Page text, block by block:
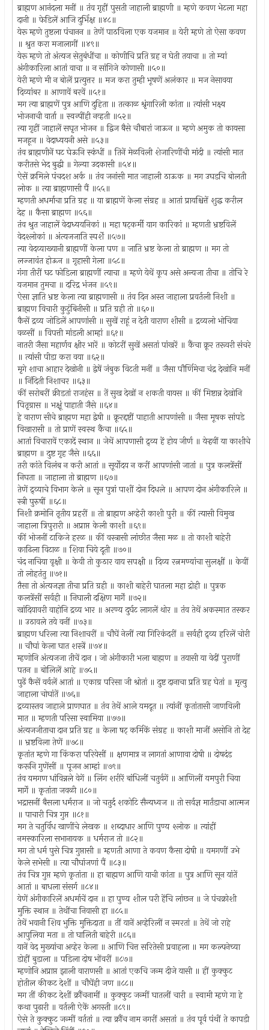
ब्राह्मण आनंदला मनीं ॥ तंव गृहीं पुसती जाहाली ब्राह्मणी ॥ म्हणे कवण भेटला महा
दानी ॥ फेडिलें आजि दुर्भिक्ष ॥४८॥
येरू म्हणे तुष्टला पंचानन ॥ तेणें पाठविला एक यजमान ॥ येरी म्हणे तो ऐसा कवण
॥ श्रुत करा मजालागीं ॥४९॥
येरू म्हणे तो अंत्यज सेतुबंधींचा ॥ कोणीचि प्रति ग्रह न घेती तयाचा ॥ तो म्यां
अंगीकारिला आतां वाचा ॥ न सांगिजे कोणासी ॥५०॥
येरी म्हणे मी न बोलें प्रत्युत्तर ॥ मज करा तुम्ही भूषणें अलंकार ॥ मज नेसावया
दिव्यांबर ॥ आणावें बरवें ॥५१॥
मग त्या ब्राह्मणें पुत्र आणि दुहिता ॥ तत्काळ श्रृंगारिली कांता ॥ त्यांसी भक्ष्य
भोजनाची वार्ता ॥ स्वन्पींही नव्हती ॥५२॥
त्या गृहीं जाहालें सघृत भोजन ॥ द्विज बैसे चौबारां जाऊन ॥ म्हणे अमुक तो कायसा
मजहून ॥ वेदाध्ययनी असे ॥५३॥
तंव ब्राह्मणीनें घट घेऊनि स्कंधीं ॥ तिनें मेळविली शेजारिणींची मांदी ॥ त्यांसी मात
करीतसे भेद बुद्धी ॥ गेल्या उदकासी ॥५४॥
ऐसें क्रमिले पंचदश अर्क ॥ तंव जनांसी मात जाहाली ठाऊक ॥ मग उघडचि बोलती
लोक ॥ त्या ब्राह्मणासी पैं ॥५५॥
म्हणती अधर्माचा प्रति ग्रह ॥ या ब्राह्मणें केला संग्रह ॥ आतां प्रायश्चित्तें शुद्ध करील
देह ॥ कैसा ब्राह्मण ॥५६॥
तंव श्रुत जाहालें वेदाध्ययनिकां ॥ महा षट्‍कर्मी याग कारिकां ॥ म्हणती भ्रष्टविलें
वेदश्लोकां ॥ अंत्यजजाति स्पर्शें ॥५७॥
त्या वेदव्याख्यानी ब्राह्मणीं केला पण ॥ जाति भ्रष्ट केला तो ब्राह्मण ॥ मग तो
लज्जावंत होऊन ॥ गृहासी गेला ॥५८॥
गंगा तीरीं घट फोडिला ब्राह्मणीं त्याचा ॥ म्हणे येथें कूप असे अन्यजा तीचा ॥ तोचि रे
यजमान तुमचा ॥ दरिद्र भंजन ॥५९॥
ऐसा ज्ञाति भ्रष्ट केला त्या ब्राह्मणासी ॥ तंव दिन अस्त जाहाला प्रवर्तली निशी ॥
ब्राह्मण विचारी कुटुंबिनीसी ॥ प्रति ग्रही तो ॥६०॥
कैसें द्रव्य जोडिलें आपणांसी ॥ सुखें राहूं न देती वाराण शीसी ॥ द्रव्यलो भोचिया
वळसीं ॥ विपत्ती मांडली आम्हां ॥६१॥
नातरी जैसा महार्णव क्षीर भारें ॥ कोटरीं सुखें असतां पांखरें ॥ कैंचा क्रूर तरूवरी संचरे
॥ त्यांसी पीडा करा वया ॥६२॥
मृगे शाचा आहार देखोनी ॥ द्वेषें जंबुक विटती मनीं ॥ जैसा पौर्णिमेचा चंद्र देखोनि मनीं
॥ निंदिती निशाचर ॥६३॥
कीं सरोबरीं क्रीडतां राजहंस ॥ तें सुख देखों न शकती वायस ॥ कीं मिष्टान्न देखोनि
पितृग्रास ॥ भक्षूं पाहाती जैसे ॥६४॥
हे वाराण सीचे ब्राह्मण महा द्वेषी ॥ क्रूरद्दष्टीं पाहाती आपणांसी ॥ जैसा मूषक सांपडे
विखारासी ॥ तो प्राणें स्वस्थ कैंचा ॥६५॥
आतां विचारावें एकादें स्थान ॥ जेथें आपणासी द्र्व्य हें होय जीर्ण ॥ येर्‍हवीं या काशीचे
ब्राह्मण ॥ दुष्ट गृह जैसे ॥६६॥
तरी कांते विलंब न करी आतां ॥ सूर्योदय न करीं आपणांसी जातां ॥ पुत्र कलत्रेंसीं
निघता ॥ जाहाला तो ब्राह्मण ॥६७॥
तेणें द्र्व्याचे विभाग केले ॥ सून पुत्रां पाशीं दोन दिधले ॥ आपण दोन अंगीकारिले ॥
स्त्री पुरुषीं ॥६८॥
निशी क्रमोनि तृतीय प्रहरीं ॥ तो ब्राह्मण अव्हेरी काशी पुरी ॥ कीं त्यासी विमुख
जाहाला त्रिपुरारी ॥ अप्राप्त केली काशी ॥६९॥
कीं भोजनीं टाकिजे हरळ ॥ कीं वस्त्रासी लांछीत जैसा मळ ॥ तो काशी बाहेरी
काढिला विटाळ ॥ शिवा चिये दूती ॥७०॥
चंद नाचिया वृक्षी ॥ केवी तो कुठार वाय सपक्षी ॥ दिव्य रत्नमण्यांचा सुलक्षीं ॥ केवीं
तो लोहतंतु ॥७१॥
तैसा तो अंत्यजज्ञा तीचा प्रति ग्रही ॥ काशी बाहेरी घातला महा द्रोही ॥ पुत्रक
कलत्रेंसीं सर्वही ॥ निघाली दक्षिण मार्गें ॥७२॥
खांदियावरी वाहोनि द्रव्य भार ॥ अरण्य दुर्घट लागलें थोर ॥ तंव तेथें अकस्मात तस्कर
॥ उठावले तये वनीं ॥७३॥
ब्राह्मण धरिला त्या निशाचरीं ॥ चौघें नेलीं त्या गिरिकंदरीं ॥ सर्वही द्र्व्य हरिलें चोरी
॥ चौघां केला घात शस्त्रें ॥७४॥
म्हणोनि अंत्यजजा तीचें दान । जो अंगीकारी भला बाह्मण ॥ तयासी या वेदीं पुराणीं
पतन ॥ बोलिलें आहे ॥७५॥
पुढें कैसें वर्वलें आतां ॥ एकाग्र परिसा जी श्रोतां ॥ दुष्ट दानाचा प्रति ग्रह घेतां ॥ मृत्यु
जाहाला चोघांतें ॥७६॥
द्रव्यास्तव जाहाले प्राणघात ॥ तंव तेथें आले यमदूत ॥ त्यांनीं कृतांतासी जाणविली
मात ॥ म्हणती परिसा स्वामिया ॥७७॥
अंत्यजजीताचा दान प्रति ग्रह ॥ केला षट्‍ कर्मिकें संग्रह ॥ काशी माजीं असोनि तो देह
॥ भ्रष्टविला तेणें ॥७८॥
कृतांत म्हणे गा किंकरा परियेसीं ॥ क्षणमात्र न लागतां आणावा दोषी ॥ दोषदंड
करूनि गुणेंसीं ॥ पूजन आम्हां ॥७९॥
तंव यमगण धांविन्नले वेगें ॥ लिंग शरीरें बांधिलीं चतुर्वगें ॥ आणिलीं यमपुरी चिया
मार्गें ॥ कृतांता जवळी ॥८०॥
भद्रासनीं बैसला धर्मराज ॥ जो चतुर्द शकोटि सैन्यध्वज ॥ तो सर्वज्ञ मार्तंडाचा आत्मज
॥ पाचारी चित्र गुप्त ॥८१॥
मग ते चतुर्विध खाणींचे लेखक ॥ शब्दाधार आणि पुण्य श्लोक ॥ त्यांहीं
नमस्कारिला सभानायक ॥ धर्मराज तो ॥८२॥
मग तो धर्म पुसे चित्र गुप्तासी ॥ म्हणती आणा ते कवण कैसा दोषी ॥ यमगणीं उभे
केले सभेसी ॥ त्या चौघांजणां पैं ॥८३॥
तंव चित्र गुप्त म्हणे कृतांता ॥ हा बाह्मण आणि याची कांता ॥ पुत्र आणि सून यांतें
आतां ॥ बाधला संसर्ग ॥८४॥
येणें अंगीकारिलें अधर्माचें दान ॥ हा पुण्य शील परी हेंचि लांछन ॥ जे पंचक्रोशी
मुक्ति स्थान ॥ तेथींचा निवासी हा ॥८५॥
तेथें भवानी शिव भुक्ति मुक्तिदाता ॥ तीं यानें अव्हेरिलीं न स्मरतां ॥ तेथें जो राहे
आपुलिया मता ॥ तो घालिती बाहेरी ॥८६॥
यानें वेद मुख्यांचा अव्हेर केला ॥ आणि चित्त सरितेसी प्रवाहला ॥ मग कल्पनेच्या
डोहीं बुडाला ॥ पडिला दोष भोंवरीं ॥८७॥
म्हणोनि अप्राप्त झाली वाराणसी ॥ आतां एकचि जन्म दीजे यासी ॥ हीं कुक्कुट
होतील कीकट देशीं ॥ चौघेंही जण ॥८८॥
मग तीं कीकट देशीं क्रौंचनामीं ॥ कुक्कुट जन्मीं घातलीं चारी ॥ स्वामी म्हणे गा हे
कथा पुढारी ॥ वर्तली ऐकें अगस्ती ॥८९॥
ऐसे ते कुक्कुट जन्मीं वर्ततां ॥ त्या क्रौंच नाम नगरीं असतां ॥ तंव पूर्व पंथीं ते कापडी